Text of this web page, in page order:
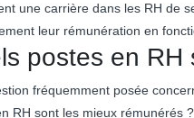
une carrière dans les RH de
leur rémunération en
postes en RH
fréquemment posée
RH sont les mieux rémunérés